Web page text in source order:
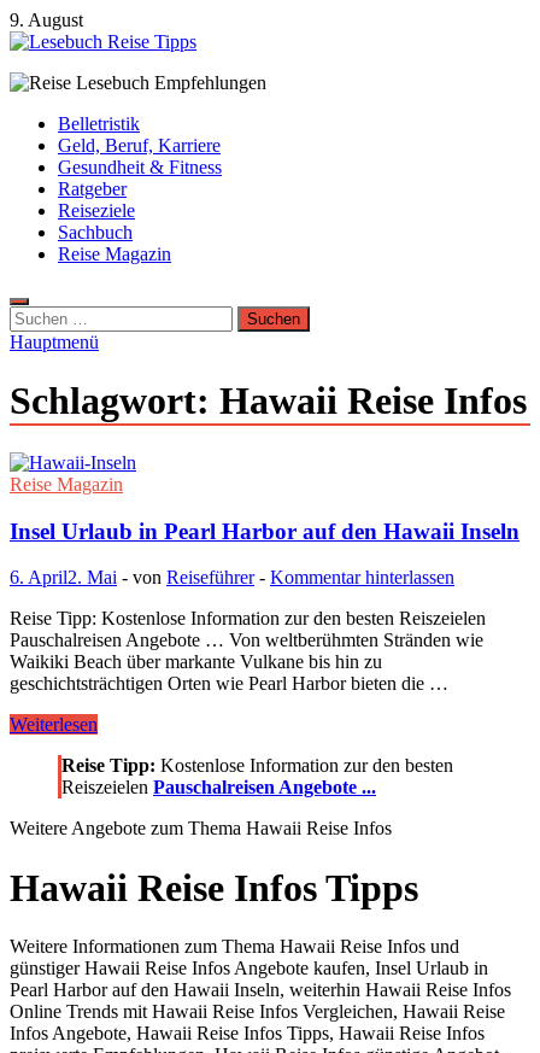
Zum
Inhalt
9. August
Lesebuch Reise Tipps
Belletristik
Geld, Beruf, Karriere
Gesundheit & Fitness
Ratgeber
Reiseziele
Sachbuch
Reise Magazin
Suchen
nach:
Hauptmenü
Schlagwort: Hawaii Reise Infos
Reise Magazin
Insel Urlaub in Pearl Harbor auf den Hawaii Inseln
6. April2. Mai - von Reiseführer- Kommentar hinterlassen
Reise Tipp: Kostenlose Information zur den besten Reiszeielen
Pauschalreisen Angebote … Von weltberühmten Stränden wie
Waikiki Beach über markante Vulkane bis hin zu
geschichtsträchtigen Orten wie Pearl Harbor bieten die …
Insel
auf
Hawaii
Inseln
Weiterlesen
Reise Tipp: Kostenlose Information zur den besten
Reiszeielen Pauschalreisen Angebote ...
Weitere Angebote zum Thema Hawaii Reise Infos
Hawaii Reise Infos Tipps
Weitere Informationen zum Thema Hawaii Reise Infos und
günstiger Hawaii Reise Infos Angebote kaufen, Insel Urlaub in
Pearl Harbor auf den Hawaii Inseln, weiterhin Hawaii Reise Infos
Online Trends mit Hawaii Reise Infos Vergleichen, Hawaii Reise
Infos Angebote, Hawaii Reise Infos Tipps, Hawaii Reise Infos